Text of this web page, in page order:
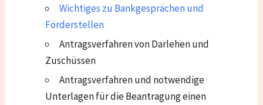
Wichtiges zu Bankgesprächen und
Förderstellen
Antragsverfahren von Darlehen und
Zuschüssen
Antragsverfahren und notwendige
Unterlagen für die Beantragung einen